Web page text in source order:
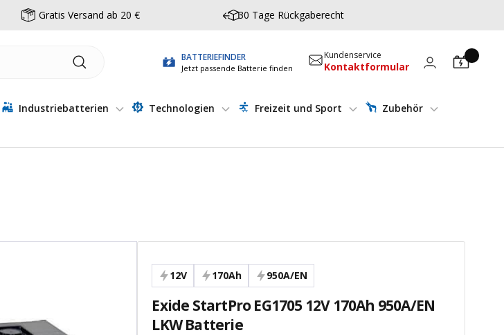
Gratis Versand ab 20 € 30 Tage Rückgaberecht
BATTERIEFINDER
Jetzt passende Batterie finden
Kundenservice
Kontaktformular
Industriebatterien Technologien Freizeit und Sport
Zubehör
12V 170Ah 950A/EN
Exide StartPro EG1705 12V 170Ah 950A/EN
LKW Batterie